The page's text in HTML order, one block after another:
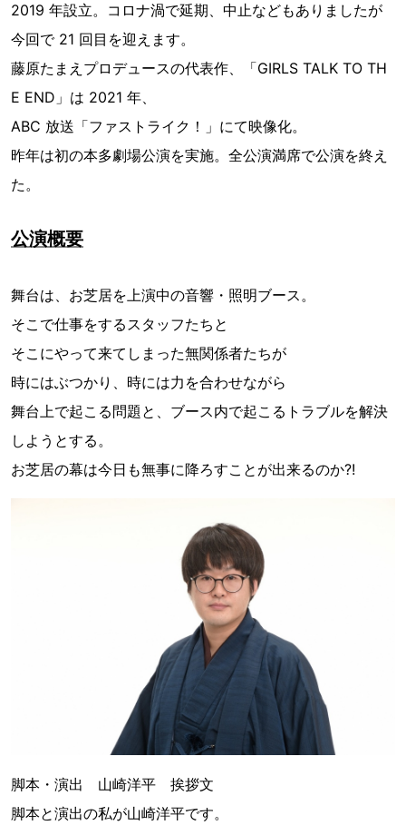
2019 年設立。コロナ渦で延期、中止などもありましたが
今回で 21 回目を迎えます。
藤原たまえプロデュースの代表作、「GIRLS TALK TO TH
E END」は 2021 年、
ABC 放送「ファストライク！」にて映像化。
昨年は初の本多劇場公演を実施。全公演満席で公演を終え
た。
公演概要
舞台は、お芝居を上演中の音響・照明ブース。
そこで仕事をするスタッフたちと
そこにやって来てしまった無関係者たちが
時にはぶつかり、時には力を合わせながら
舞台上で起こる問題と、ブース内で起こるトラブルを解決
しようとする。
お芝居の幕は今日も無事に降ろすことが出来るのか?!
脚本・演出 山崎洋平 挨拶文
脚本と演出の私が山崎洋平です。